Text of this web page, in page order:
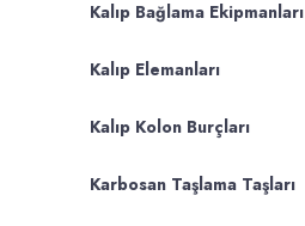
Kalıp Bağlama Ekipmanları
Kalıp Elemanları
Kalıp Kolon Burçları
Karbosan Taşlama Taşları